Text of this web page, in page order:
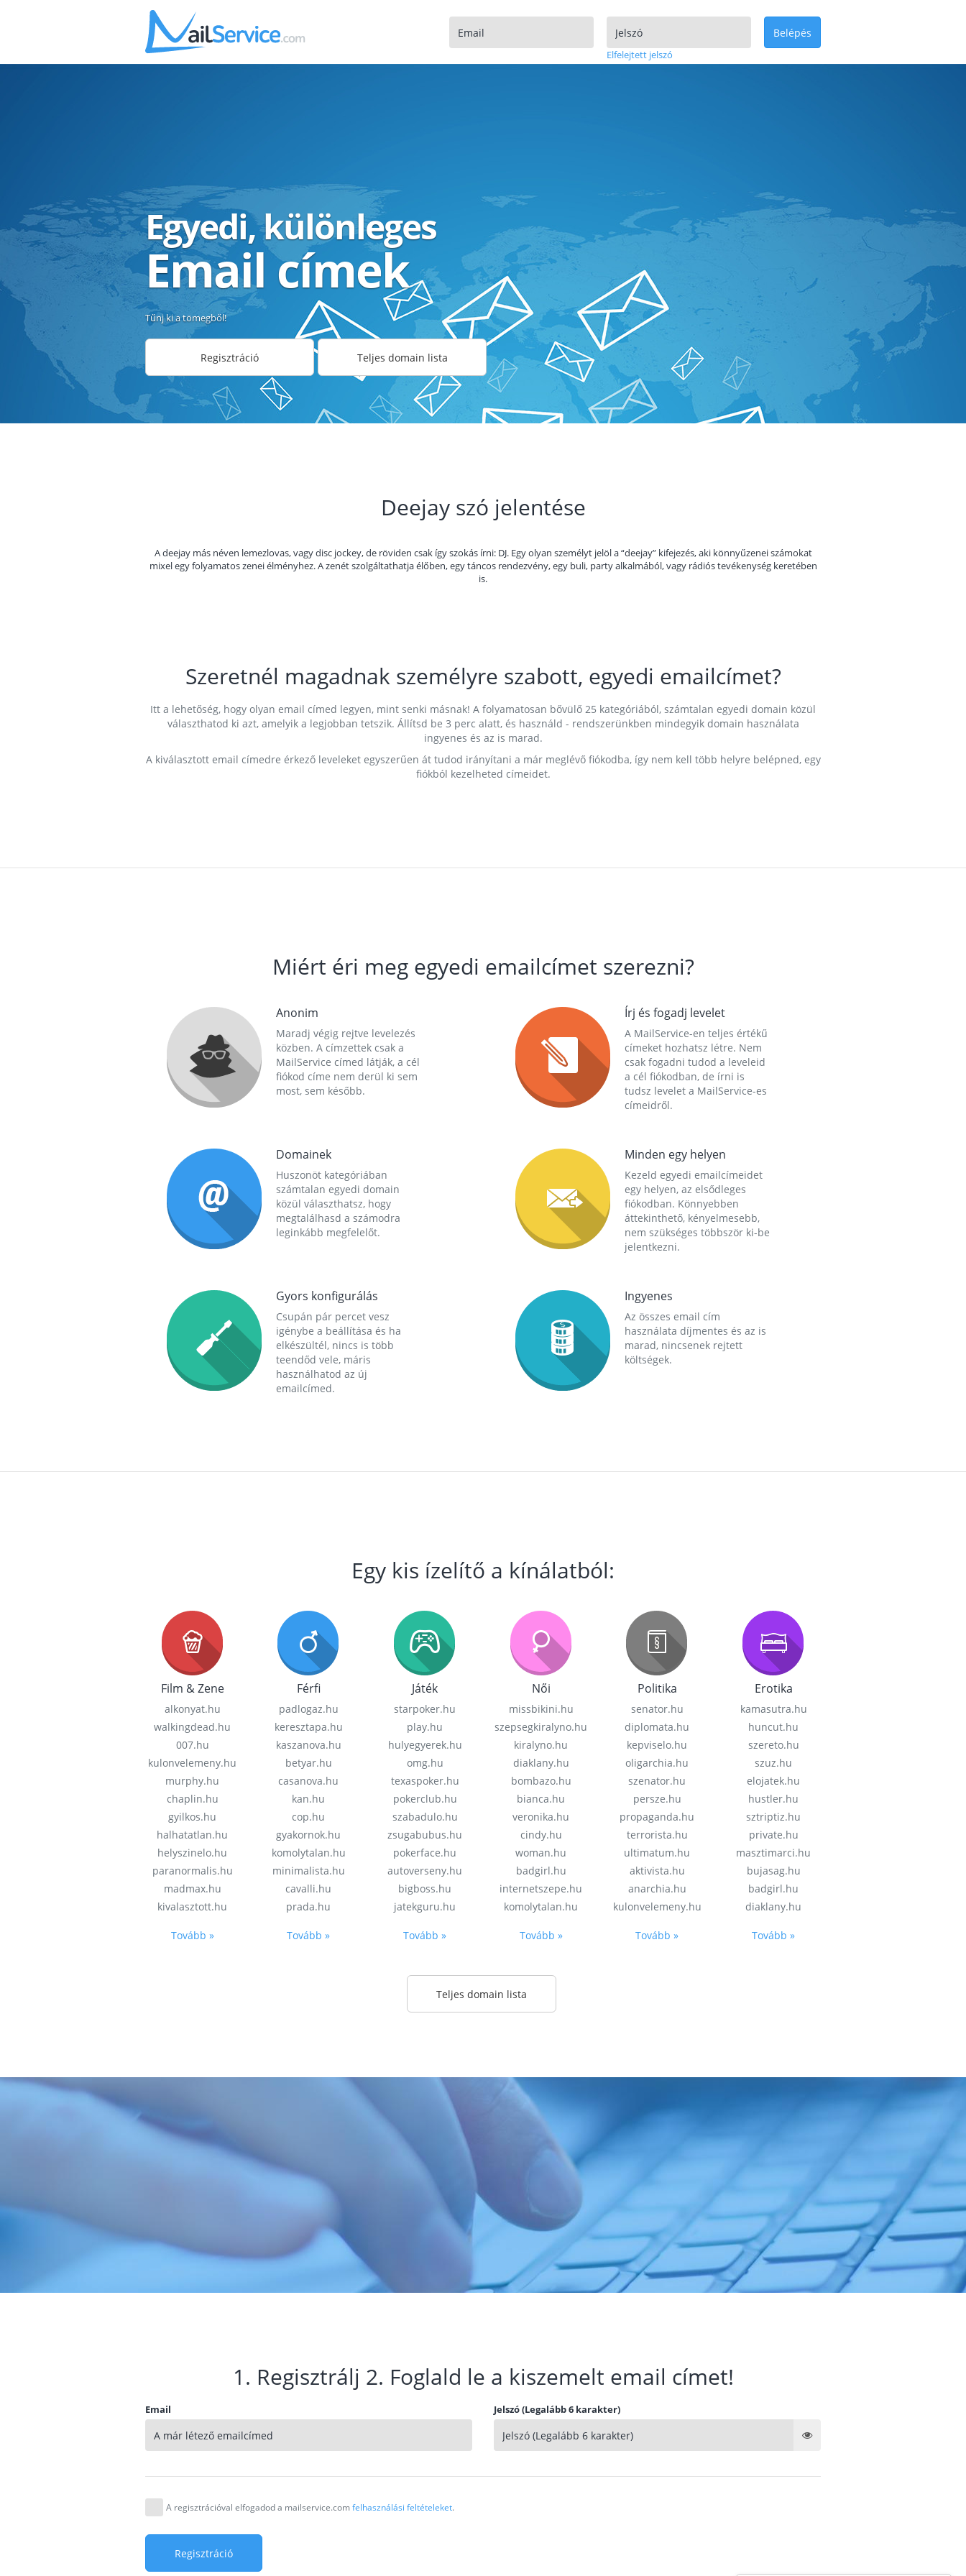
Elfelejtett jelszó
Belépés
Egyedi, különleges
Email címek
Tűnj ki a tömegből!
Regisztráció Teljes domain lista
Deejay szó jelentése
A deejay más néven lemezlovas, vagy disc jockey, de röviden csak így szokás írni: DJ. Egy olyan személyt jelöl a “deejay” kifejezés, aki könnyűzenei számokat
mixel egy folyamatos zenei élményhez. A zenét szolgáltathatja élőben, egy táncos rendezvény, egy buli, party alkalmából, vagy rádiós tevékenység keretében
is.
Szeretnél magadnak személyre szabott, egyedi emailcímet?
Itt a lehetőség, hogy olyan email címed legyen, mint senki másnak! A folyamatosan bővülő 25 kategóriából, számtalan egyedi domain közül
választhatod ki azt, amelyik a legjobban tetszik. Állítsd be 3 perc alatt, és használd - rendszerünkben mindegyik domain használata
ingyenes és az is marad.
A kiválasztott email címedre érkező leveleket egyszerűen át tudod irányítani a már meglévő fiókodba, így nem kell több helyre belépned, egy
fiókból kezelheted címeidet.
Miért éri meg egyedi emailcímet szerezni?
Anonim
Maradj végig rejtve levelezés
közben. A címzettek csak a
MailService címed látják, a cél
fiókod címe nem derül ki sem
most, sem később.
Írj és fogadj levelet
A MailService-en teljes értékű
címeket hozhatsz létre. Nem
csak fogadni tudod a leveleid
a cél fiókodban, de írni is
tudsz levelet a MailService-es
címeidről.
Domainek
Huszonöt kategóriában
számtalan egyedi domain
közül választhatsz, hogy
megtalálhasd a számodra
leginkább megfelelőt.
Minden egy helyen
Kezeld egyedi emailcímeidet
egy helyen, az elsődleges
fiókodban. Könnyebben
áttekinthető, kényelmesebb,
nem szükséges többször ki-be
jelentkezni.
Gyors konfigurálás
Csupán pár percet vesz
igénybe a beállítása és ha
elkészültél, nincs is több
teendőd vele, máris
használhatod az új
emailcímed.
Ingyenes
Az összes email cím
használata díjmentes és az is
marad, nincsenek rejtett
költségek.
Egy kis ízelítő a kínálatból:
Film & Zene
alkonyat.hu
walkingdead.hu
007.hu
kulonvelemeny.hu
murphy.hu
chaplin.hu
gyilkos.hu
halhatatlan.hu
helyszinelo.hu
paranormalis.hu
madmax.hu
kivalasztott.hu
Tovább »
Férfi
padlogaz.hu
keresztapa.hu
kaszanova.hu
betyar.hu
casanova.hu
kan.hu
cop.hu
gyakornok.hu
komolytalan.hu
minimalista.hu
cavalli.hu
prada.hu
Tovább »
Játék
starpoker.hu
play.hu
hulyegyerek.hu
omg.hu
texaspoker.hu
pokerclub.hu
szabadulo.hu
zsugabubus.hu
pokerface.hu
autoverseny.hu
bigboss.hu
jatekguru.hu
Tovább »
Női
missbikini.hu
szepsegkiralyno.hu
kiralyno.hu
diaklany.hu
bombazo.hu
bianca.hu
veronika.hu
cindy.hu
woman.hu
badgirl.hu
internetszepe.hu
komolytalan.hu
Tovább »
Politika
senator.hu
diplomata.hu
kepviselo.hu
oligarchia.hu
szenator.hu
persze.hu
propaganda.hu
terrorista.hu
ultimatum.hu
aktivista.hu
anarchia.hu
kulonvelemeny.hu
Tovább »
Erotika
kamasutra.hu
huncut.hu
szereto.hu
szuz.hu
elojatek.hu
hustler.hu
sztriptiz.hu
private.hu
masztimarci.hu
bujasag.hu
badgirl.hu
diaklany.hu
Tovább »
Teljes domain lista
1. Regisztrálj 2. Foglald le a kiszemelt email címet!
Email Jelszó (Legalább 6 karakter)
A regisztrációval elfogadod a mailservice.comfelhasználási feltételeket.
Regisztráció